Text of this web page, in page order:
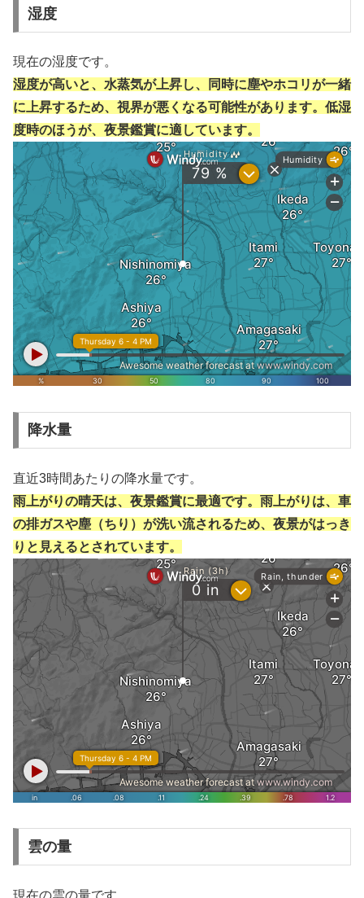
湿度
現在の湿度です。
湿度が高いと、水蒸気が上昇し、同時に塵やホコリが一緒
に上昇するため、視界が悪くなる可能性があります。低湿
度時のほうが、夜景鑑賞に適しています。
降水量
直近3時間あたりの降水量です。
雨上がりの晴天は、夜景鑑賞に最適です。雨上がりは、車
の排ガスや塵（ちり）が洗い流されるため、夜景がはっき
りと見えるとされています。
雲の量
現在の雲の量です。